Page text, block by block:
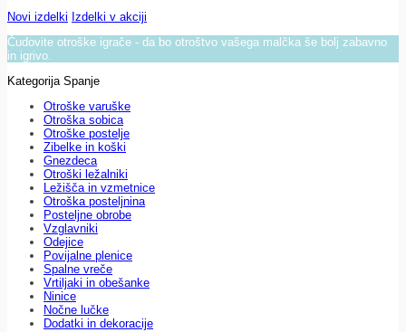
Novi izdelki Izdelki v akciji
Čudovite otroške igrače - da bo otroštvo vašega malčka še bolj zabavno
in igrivo.
Kategorija Spanje
Otroške varuške
Otroška sobica
Otroške postelje
Zibelke in koški
Gnezdeca
Otroški ležalniki
Ležišča in vzmetnice
Otroška posteljnina
Posteljne obrobe
Vzglavniki
Odejice
Povijalne plenice
Spalne vreče
Vrtiljaki in obešanke
Ninice
Nočne lučke
Dodatki in dekoracije